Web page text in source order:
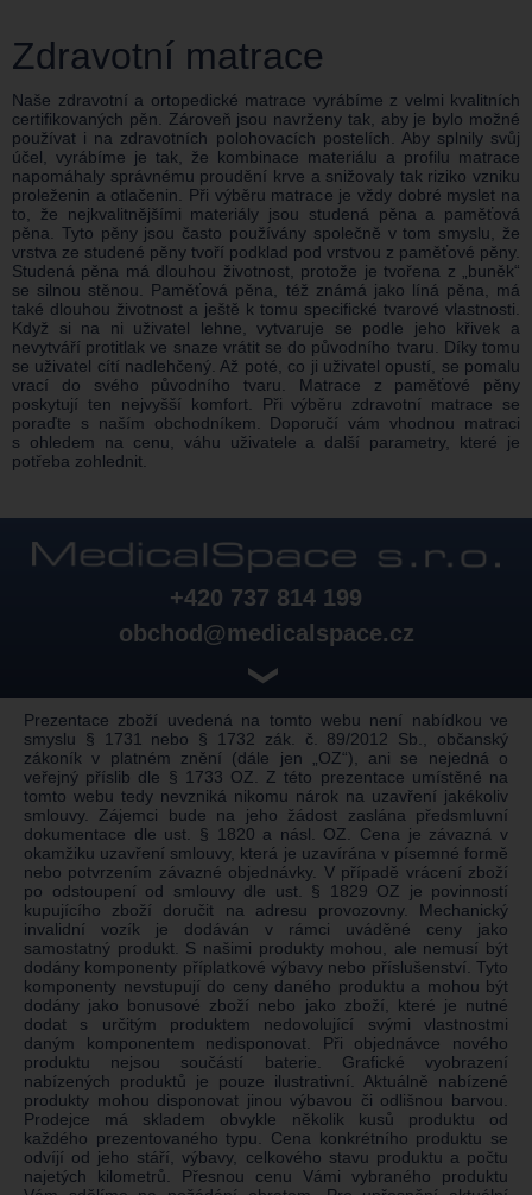
Zdravotní matrace
Naše zdravotní a ortopedické matrace vyrábíme z velmi kvalitních
certifikovaných pěn. Zároveň jsou navrženy tak, aby je bylo možné
používat i na zdravotních polohovacích postelích. Aby splnily svůj
účel, vyrábíme je tak, že kombinace materiálu a profilu matrace
napomáhaly správnému proudění krve a snižovaly tak riziko vzniku
proleženin a otlačenin. Při výběru matrace je vždy dobré myslet na
to, že nejkvalitnějšími materiály jsou studená pěna a paměťová
pěna. Tyto pěny jsou často používány společně v tom smyslu, že
vrstva ze studené pěny tvoří podklad pod vrstvou z paměťové pěny.
Studená pěna má dlouhou životnost, protože je tvořena z „buněk“
se silnou stěnou. Paměťová pěna, též známá jako líná pěna, má
také dlouhou životnost a ještě k tomu specifické tvarové vlastnosti.
Když si na ni uživatel lehne, vytvaruje se podle jeho křivek a
nevytváří protitlak ve snaze vrátit se do původního tvaru. Díky tomu
se uživatel cítí nadlehčený. Až poté, co ji uživatel opustí, se pomalu
vrací do svého původního tvaru. Matrace z paměťové pěny
poskytují ten nejvyšší komfort. Při výběru zdravotní matrace se
poraďte s naším obchodníkem. Doporučí vám vhodnou matraci
s ohledem na cenu, váhu uživatele a další parametry, které je
potřeba zohlednit.
+420 737 814 199
obchod@medicalspace.cz
❯
Prezentace zboží uvedená na tomto webu není nabídkou ve
smyslu § 1731 nebo § 1732 zák. č. 89/2012 Sb., občanský
zákoník v platném znění (dále jen „OZ“), ani se nejedná o
veřejný příslib dle § 1733 OZ. Z této prezentace umístěné na
tomto webu tedy nevzniká nikomu nárok na uzavření jakékoliv
smlouvy. Zájemci bude na jeho žádost zaslána předsmluvní
dokumentace dle ust. § 1820 a násl. OZ. Cena je závazná v
okamžiku uzavření smlouvy, která je uzavírána v písemné formě
nebo potvrzením závazné objednávky. V případě vrácení zboží
po odstoupení od smlouvy dle ust. § 1829 OZ je povinností
kupujícího zboží doručit na adresu provozovny. Mechanický
invalidní vozík je dodáván v rámci uváděné ceny jako
samostatný produkt. S našimi produkty mohou, ale nemusí být
dodány komponenty příplatkové výbavy nebo příslušenství. Tyto
komponenty nevstupují do ceny daného produktu a mohou být
dodány jako bonusové zboží nebo jako zboží, které je nutné
dodat s určitým produktem nedovolující svými vlastnostmi
daným komponentem nedisponovat. Při objednávce nového
produktu nejsou součástí baterie. Grafické vyobrazení
nabízených produktů je pouze ilustrativní. Aktuálně nabízené
produkty mohou disponovat jinou výbavou či odlišnou barvou.
Prodejce má skladem obvykle několik kusů produktu od
každého prezentovaného typu. Cena konkrétního produktu se
odvíjí od jeho stáří, výbavy, celkového stavu produktu a počtu
najetých kilometrů. Přesnou cenu Vámi vybraného produktu